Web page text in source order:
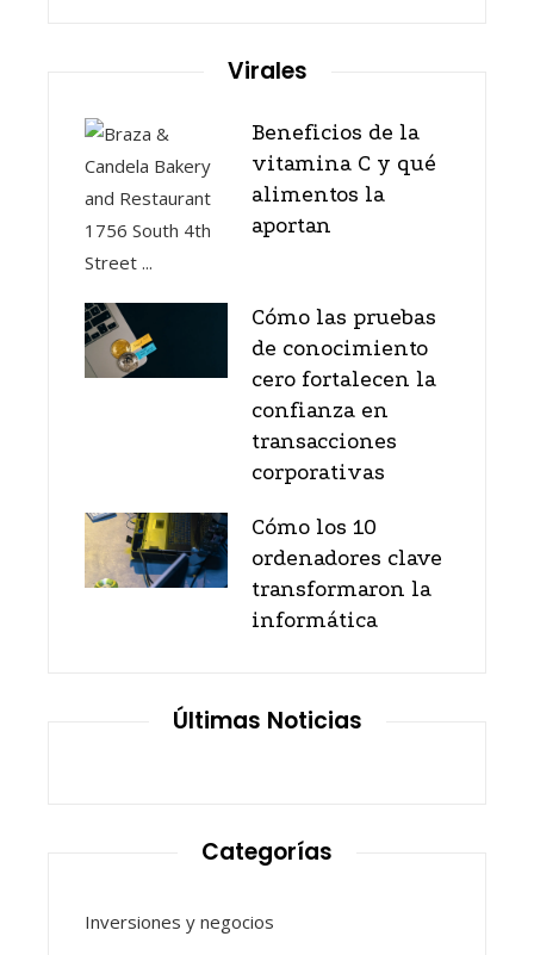
Virales
Beneficios de la
vitamina C y qué
alimentos la
aportan
Cómo las pruebas
de conocimiento
cero fortalecen la
confianza en
transacciones
corporativas
Cómo los 10
ordenadores clave
transformaron la
informática
Últimas Noticias
Categorías
Inversiones y negocios